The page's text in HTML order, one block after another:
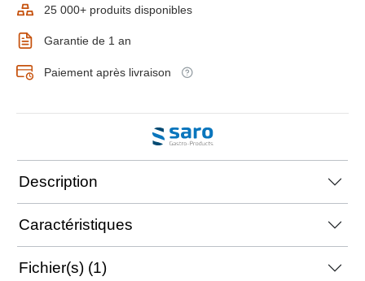
25 000+ produits disponibles
Garantie de 1 an
Paiement après livraison
Description
Caractéristiques
Fichier(s) (1)